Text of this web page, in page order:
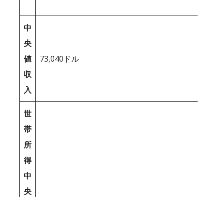
中
央
値
収
入
73,040ドル
世
帯
所
得
中
央